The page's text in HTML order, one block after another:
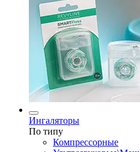
Ингаляторы
По типу
Компрессорные